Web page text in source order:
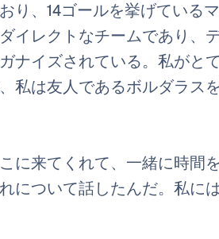
り、14ゴールを挙げている
イレクトなチームであり、
ナイズされている。私がと
私は友人であるボルダラス
に来てくれて、一緒に時間
について話したんだ。私に